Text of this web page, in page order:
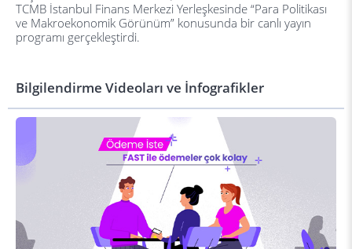
TCMB İstanbul Finans Merkezi Yerleşkesinde “Para Politikası
ve Makroekonomik Görünüm” konusunda bir canlı yayın
programı gerçekleştirdi.
Bilgilendirme Videoları ve İnfografikler